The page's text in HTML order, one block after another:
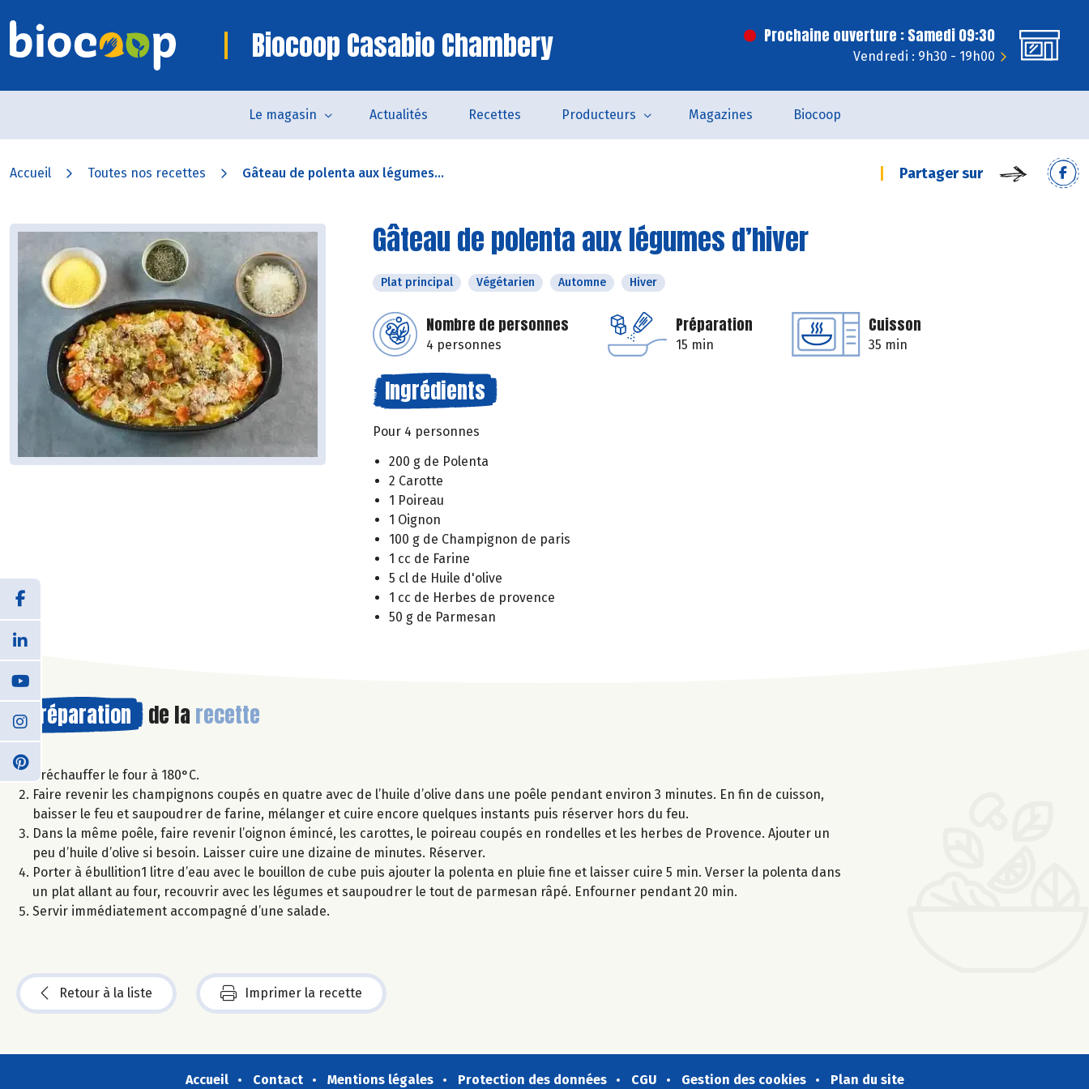
Biocoop Casabio Chambery Prochaine ouverture : Samedi 09:30
Vendredi : 9h30 - 19h00
Le magasin Actualités Recettes Producteurs Magazines Biocoop
Accueil Toutes nos recettes Gâteau de polenta aux légumes... Partager sur
Gâteau de polenta aux légumes d’hiver
Plat principal Végétarien Automne Hiver
Nombre de personnes
4 personnes
Préparation
15 min
Cuisson
35 min
Ingrédients
Pour 4 personnes
200 g de Polenta
2 Carotte
1 Poireau
1 Oignon
100 g de Champignon de paris
1 cc de Farine
5 cl de Huile d'olive
1 cc de Herbes de provence
50 g de Parmesan
Préparation de la recette
Préchauffer le four à 180°C.
Faire revenir les champignons coupés en quatre avec de l’huile d’olive dans une poêle pendant environ 3 minutes. En fin de cuisson,
baisser le feu et saupoudrer de farine, mélanger et cuire encore quelques instants puis réserver hors du feu.
Dans la même poêle, faire revenir l’oignon émincé, les carottes, le poireau coupés en rondelles et les herbes de Provence. Ajouter un
peu d’huile d’olive si besoin. Laisser cuire une dizaine de minutes. Réserver.
Porter à ébullition1 litre d’eau avec le bouillon de cube puis ajouter la polenta en pluie fine et laisser cuire 5 min. Verser la polenta dans
un plat allant au four, recouvrir avec les légumes et saupoudrer le tout de parmesan râpé. Enfourner pendant 20 min.
Servir immédiatement accompagné d’une salade.
Retour à la liste Imprimer la recette
Accueil Contact Mentions légales Protection des données CGU Gestion des cookies Plan du site